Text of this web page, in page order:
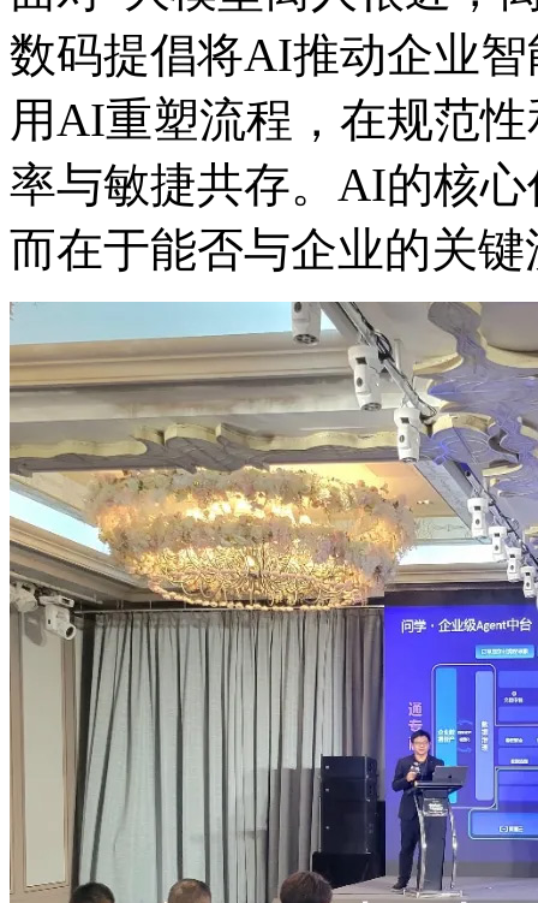
数码提倡将AI推动企业
用AI重塑流程，在规范
率与敏捷共存。AI的核心
而在于能否与企业的关